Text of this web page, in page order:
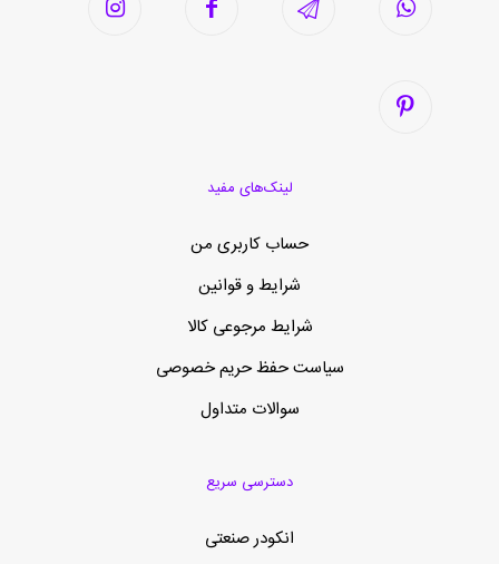
لینک‌های مفید
حساب کاربری من
شرایط و قوانین
شرایط مرجوعی کالا
سیاست حفظ حریم خصوصی
سوالات متداول
دسترسی سریع
انکودر صنعتی